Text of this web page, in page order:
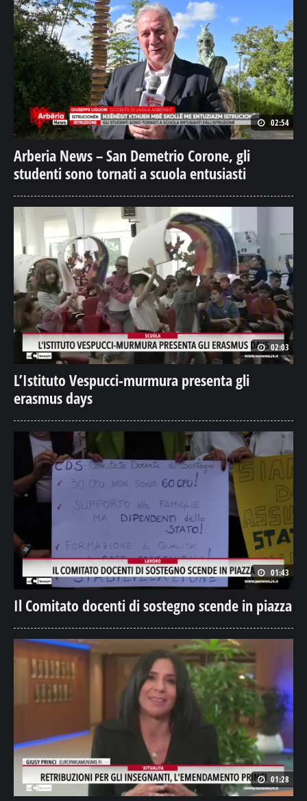
02:54
Arberia News – San Demetrio Corone, gli
studenti sono tornati a scuola entusiasti
02:03
L’Istituto Vespucci-murmura presenta gli
erasmus days
01:43
Il Comitato docenti di sostegno scende in piazza
01:28